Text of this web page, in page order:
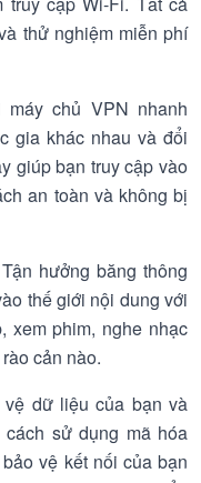
thử nghiệm miễn phí
chủ VPN nhanh
gia khác nhau và đổi
giúp bạn truy cập vào
an toàn và không bị
hưởng băng thông
thế giới nội dung với
xem phim, nghe nhạc
cản nào.
vệ dữ liệu của bạn và
sử dụng mã hóa
vệ kết nối của bạn